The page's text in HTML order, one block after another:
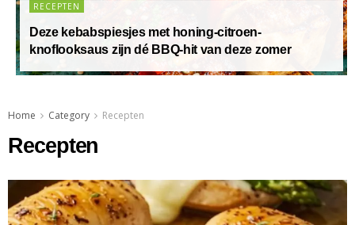
RECEPTEN
Deze kebabspiesjes met honing-citroen-
knoflooksaus zijn dé BBQ-hit van deze zomer
Home Category Recepten
Recepten